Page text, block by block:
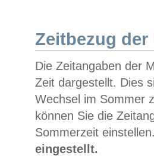
Zeitbezug der
Die Zeitangaben der
Zeit dargestellt. Dies
Wechsel im Sommer
können Sie die
Sommerzeit
eingestellt.